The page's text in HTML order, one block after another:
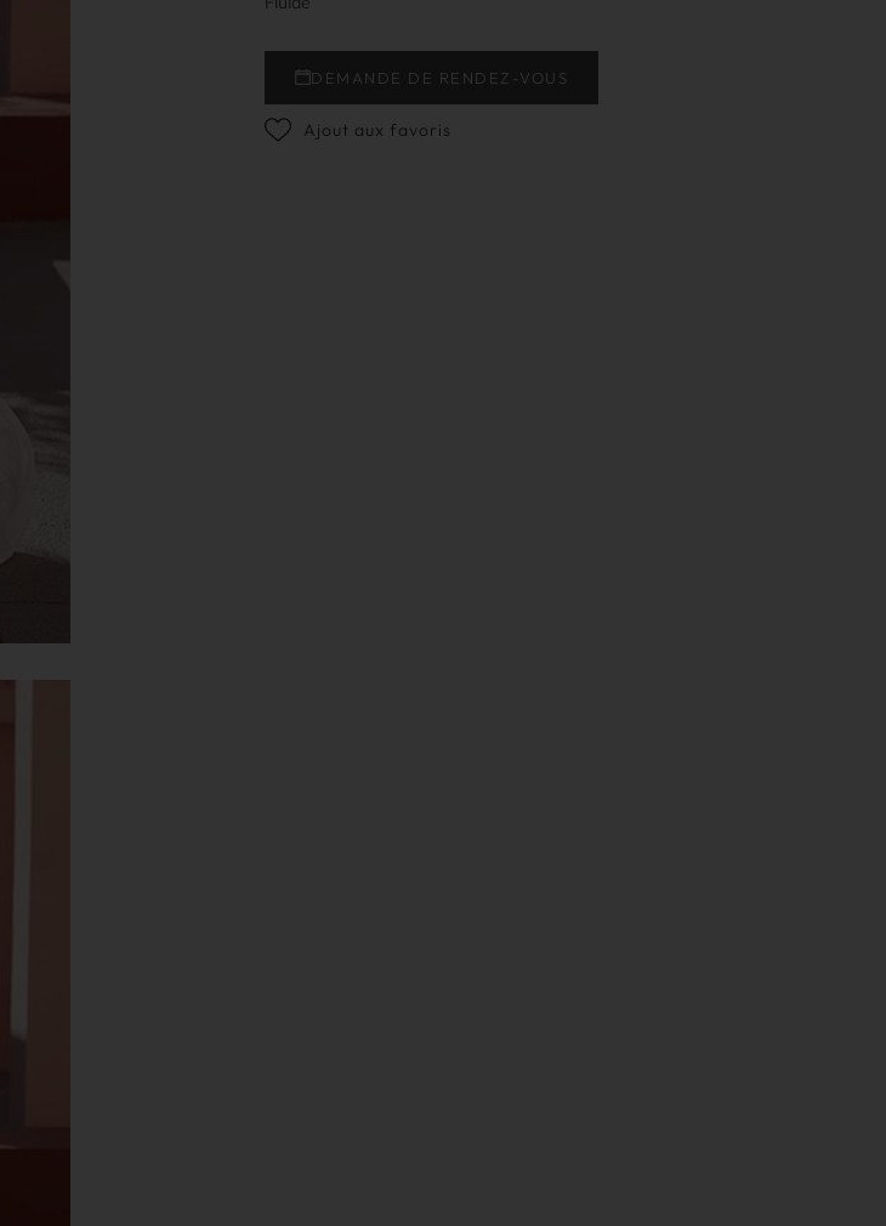
DEMANDE DE RENDEZ-VOUS
Ajout aux favoris